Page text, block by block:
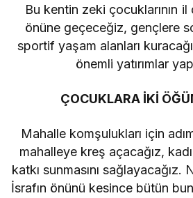
Bu kentin zeki çocuklarının il
önüne geçeceğiz, gençlere
sportif yaşam alanları
önemli yatırımlar
ÇOCUKLARA İKİ
Mahalle komşulukları için
mahalleye kreş açacağız,
katkı sunmasını sağlayacağız.
İsrafın önünü kesince bütün